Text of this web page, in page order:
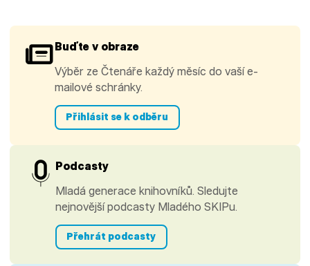
Buďte v obraze
Výběr ze Čtenáře každý měsíc do vaší e-
mailové schránky.
Přihlásit se k odběru
Podcasty
Mladá generace knihovníků. Sledujte
nejnovější podcasty Mladého SKIPu.
Přehrát podcasty